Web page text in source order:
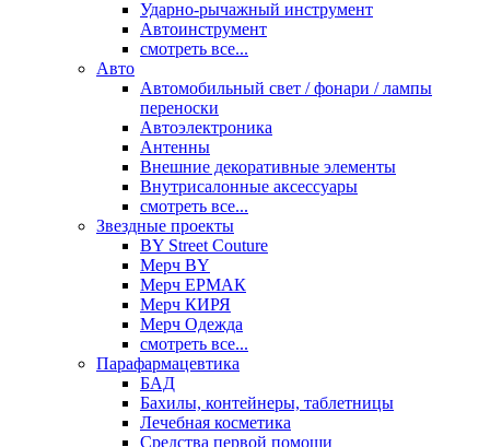
Ударно-рычажный инструмент
Автоинструмент
смотреть все...
Авто
Автомобильный свет / фонари / лампы
переноски
Автоэлектроника
Антенны
Внешние декоративные элементы
Внутрисалонные аксессуары
смотреть все...
Звездные проекты
BY Street Couture
Мерч BY
Мерч ЕРМАК
Мерч КИРЯ
Мерч Одежда
смотреть все...
Парафармацевтика
БАД
Бахилы, контейнеры, таблетницы
Лечебная косметика
Средства первой помощи